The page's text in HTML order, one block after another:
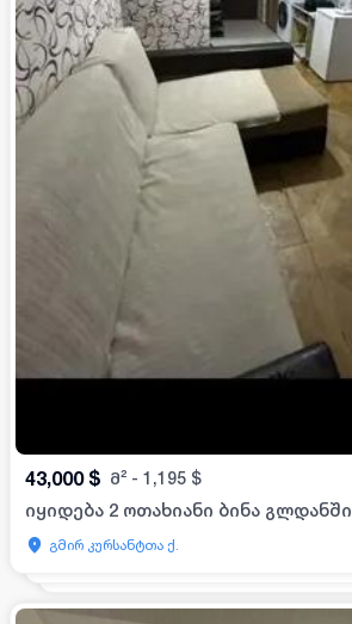
43,000 $ მ² - 1,195 $
იყიდება 2 ოთახიანი ბინა გლდანში
გმირ კურსანტთა ქ.